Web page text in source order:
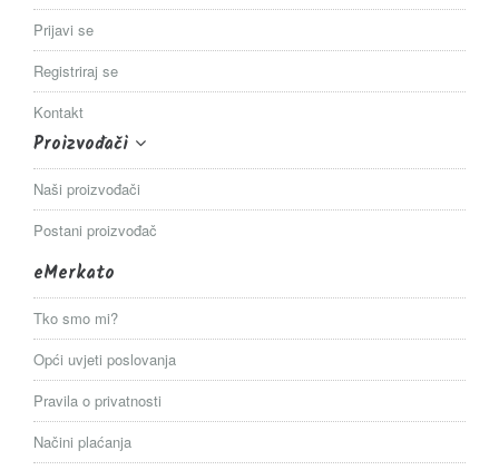
Prijavi se
Registriraj se
Kontakt
Proizvođači
Naši proizvođači
Postani proizvođač
eMerkato
Tko smo mi?
Opći uvjeti poslovanja
Pravila o privatnosti
Načini plaćanja